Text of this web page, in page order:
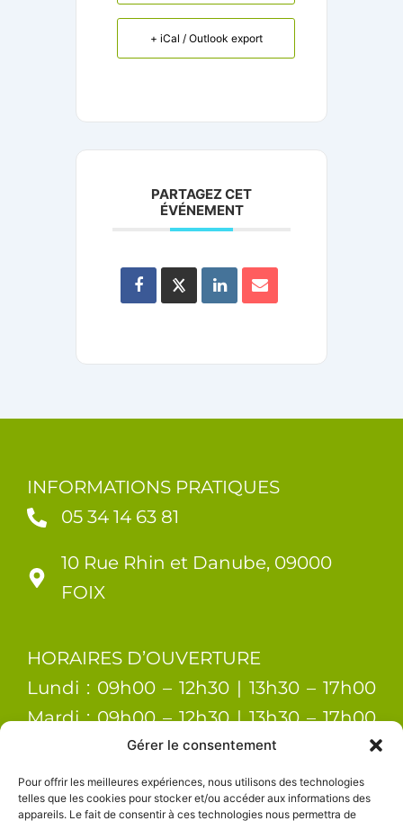
Gérer le consentement
Pour offrir les meilleures expériences, nous utilisons des technologies
telles que les cookies pour stocker et/ou accéder aux informations des
appareils. Le fait de consentir à ces technologies nous permettra de
+ iCal / Outlook export
PARTAGEZ CET
ÉVÉNEMENT
INFORMATIONS PRATIQUES
05 34 14 63 81
10 Rue Rhin et Danube, 09000
FOIX
HORAIRES D’OUVERTURE
Lundi : 09h00 – 12h30 | 13h30 – 17h00
Mardi : 09h00 – 12h30 | 13h30 – 17h00
Mercredi : 09h00 – 12h30 | 13h30 –
17h00 Jeudi : 09h00 – 12h30 | 13h30 –
17h00 Vendredi : 09h00 – 12h30 | 13h30